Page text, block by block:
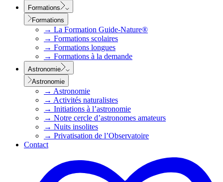
Formations
Formations
→ La Formation Guide-Nature®
→ Formations scolaires
→ Formations longues
→ Formations à la demande
Astronomie
Astronomie
→ Astronomie
→ Activités naturalistes
→ Initiations à l’astronomie
→ Notre cercle d’astronomes amateurs
→ Nuits insolites
→ Privatisation de l’Observatoire
Contact